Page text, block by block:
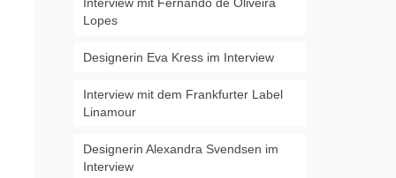
Lopes
Designerin Eva Kress im Interview
Interview mit dem Frankfurter Label
Linamour
Designerin Alexandra Svendsen im
Interview